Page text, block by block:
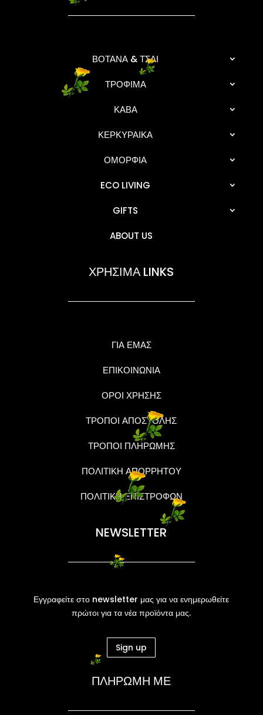
ΒΟΤΑΝΑ & ΤΣΑΙ
ΤΡΟΦΙΜΑ
ΚΑΒΑ
ΚΕΡΚΥΡΑΙΚΑ
ΟΜΟΡΦΙΑ
ECO LIVING
GIFTS
ABOUT US
ΧΡΗΣΙΜΑ LINKS
ΓΙΑ ΕΜΑΣ
ΕΠΙΚΟΙΝΩΝΙΑ
ΟΡΟΙ ΧΡΗΣΗΣ
ΤΡΟΠΟΙ ΑΠΟΣΤΟΛΗΣ
ΤΡΟΠΟΙ ΠΛΗΡΩΜΗΣ
ΠΟΛΙΤΙΚΗ ΑΠΟΡΡΗΤΟΥ
ΠΟΛΙΤΙΚΗ ΕΠΙΣΤΡΟΦΩΝ
NEWSLETTER
Εγγραφείτε στο newsletter μας για να ενημερωθείτε
πρώτοι για τα νέα προϊόντα μας.
Sign up
ΠΛΗΡΩΜΗ ΜΕ